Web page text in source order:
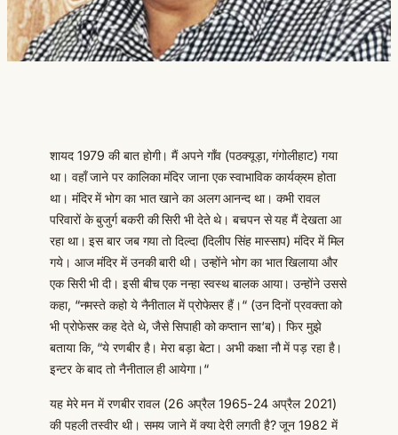
शायद 1979 की बात होगी। मैं अपने गाँव (पठक्यूड़ा, गंगोलीहाट) गया
था। वहाँ जाने पर कालिका मंदिर जाना एक स्वाभाविक कार्यक्रम होता
था। मंदिर में भोग का भात खाने का अलग आनन्द था। कभी रावल
परिवारों के बुजुर्ग बकरी की सिरी भी देते थे। बचपन से यह मैं देखता आ
रहा था। इस बार जब गया तो दिल्दा (दिलीप सिंह मास्साप) मंदिर में मिल
गये। आज मंदिर में उनकी बारी थी। उन्होंने भोग का भात खिलाया और
एक सिरी भी दी। इसी बीच एक नन्हा स्वस्थ बालक आया। उन्होंने उससे
कहा, “नमस्ते कहो ये नैनीताल में प्रोफेसर हैं।“ (उन दिनों प्रवक्ता को
भी प्रोफेसर कह देते थे, जैसे सिपाही को कप्तान सा‘ब)। फिर मुझे
बताया कि, “ये रणबीर है। मेरा बड़ा बेटा। अभी कक्षा नौ में पड़ रहा है।
इन्टर के बाद तो नैनीताल ही आयेगा।“
यह मेरे मन में रणबीर रावल (26 अप्रैल 1965-24 अप्रैल 2021)
की पहली तस्वीर थी। समय जाने में क्या देरी लगती है? जून 1982 में